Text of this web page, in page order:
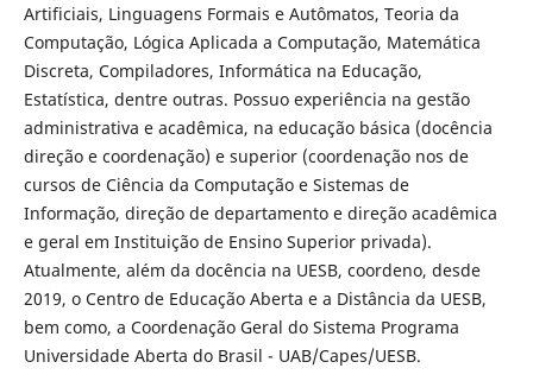
Artificiais, Linguagens Formais e Autômatos, Teoria da
Computação, Lógica Aplicada a Computação, Matemática
Discreta, Compiladores, Informática na Educação,
Estatística, dentre outras. Possuo experiência na gestão
administrativa e acadêmica, na educação básica (docência
direção e coordenação) e superior (coordenação nos de
cursos de Ciência da Computação e Sistemas de
Informação, direção de departamento e direção acadêmica
e geral em Instituição de Ensino Superior privada).
Atualmente, além da docência na UESB, coordeno, desde
2019, o Centro de Educação Aberta e a Distância da UESB,
bem como, a Coordenação Geral do Sistema Programa
Universidade Aberta do Brasil - UAB/Capes/UESB.